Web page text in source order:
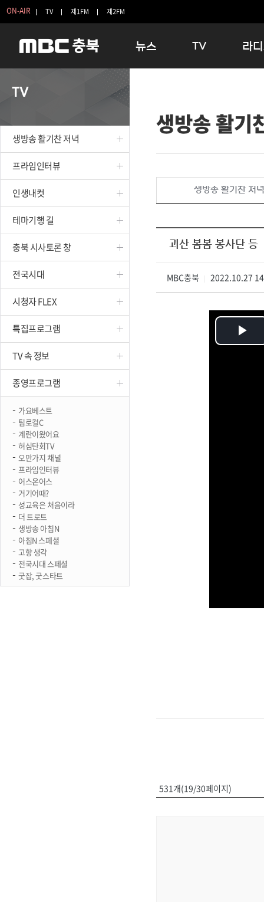
ON-AIR TV 제1FM 제2FM
뉴스
보은
옥천
TV
인생내컷
테마기행 길
시청자 FLEX
특집프로그램
종영프로그램
라
16:00
우리 고
TV
생방송 활기찬 저녁
프라임인터뷰
인생내컷
테마기행 길
충북 시사토론 창
전국시대
시청자 FLEX
특집프로그램
TV 속 정보
종영프로그램
가요베스트
팀로컬C
계란이왔어요
허심탄회TV
오만가지 채널
프라임인터뷰
어스온어스
거기어때?
성교육은 처음이라
더 트로트
생방송 아침N
아침N 스페셜
고향 생각
전국시대 스페셜
굿잡, 굿스타트
생방송 활기
생방송 활기찬 저녁
괴산 봄봄 봉사단 등
MBC충북 2022.10.27
531개(19/30페이지)